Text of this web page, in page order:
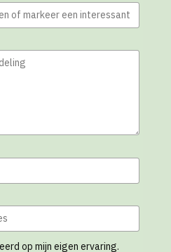
op mijn eigen ervaring.